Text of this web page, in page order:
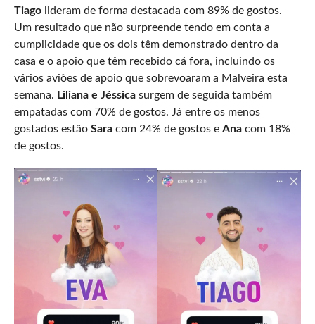
Tiagolideram de forma destacada com 89% de gostos.
Um resultado que não surpreende tendo em conta a
cumplicidade que os dois têm demonstrado dentro da
casa e o apoio que têm recebido cá fora, incluindo os
vários aviões de apoio que sobrevoaram a Malveira esta
semana. Liliana e Jéssica surgem de seguida também
empatadas com 70% de gostos. Já entre os menos
gostados estão Saracom 24% de gostos e Anacom 18%
de gostos.